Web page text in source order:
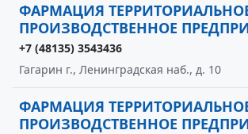
ФАРМАЦИЯ
ПРОИЗВОДСТВЕННОЕ
+7 (48135) 3543436
Гагарин г., Ленинградская наб., д. 10
ФАРМАЦИЯ
ПРОИЗВОДСТВЕННОЕ